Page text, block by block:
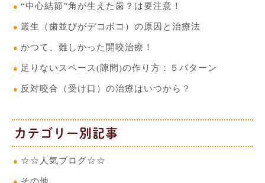
“中心結節”角が生えた歯？は要注意！
叢生（歯並びがデコボコ）の原因と治療法
かつて、難しかった開咬治療！
足りないスペース(隙間)の作り方：５パターン
反対咬合（受け口）の治療はいつから？
カテゴリー別記事
☆☆人気ブログ☆☆
その他